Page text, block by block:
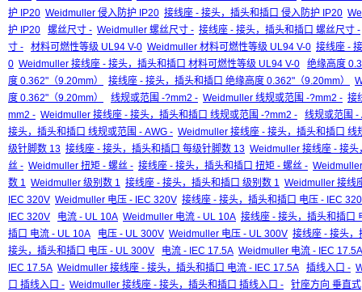
护 IP20 Weidmuller 侵入防护 IP20 接线座 - 接头，插头和插口 侵入防护 IP20
护 IP20
螺丝尺寸 - Weidmuller 螺丝尺寸 - 接线座 - 接头，插头和插口 螺丝尺寸 -
寸 -
材料可燃性等级 UL94 V-0 Weidmuller 材料可燃性等级 UL94 V-0 接线座 -
0 Weidmuller 接线座 - 接头，插头和插口 材料可燃性等级 UL94 V-0
绝缘高度
度 0.362"（9.20mm）
接线座 - 接头，插头和插口 绝缘高度 0.362"（9.20mm）
度 0.362"（9.20mm）
线规或范围 -?mm2 - Weidmuller 线规或范围 -?mm2 - 接
mm2 - Weidmuller 接线座 - 接头，插头和插口 线规或范围 -?mm2 -
线规或范围 -
接头，插头和插口 线规或范围 - AWG - Weidmuller 接线座 - 接头，插头和插口 线
级针脚数 13 接线座 - 接头，插头和插口 每级针脚数 13 Weidmuller 接线座 - 接
丝 - Weidmuller 扭矩 - 螺丝 - 接线座 - 接头，插头和插口 扭矩 - 螺丝 -
数 1 Weidmuller 级别数 1 接线座 - 接头，插头和插口 级别数 1 Weidmuller 接线
IEC 320V Weidmuller 电压 - IEC 320V 接线座 - 接头，插头和插口 电压 - IEC
IEC 320V
电流 - UL 10A Weidmuller 电流 - UL 10A 接线座 - 接头，插头和插口
插口 电流 - UL 10A
电压 - UL 300V Weidmuller 电压 - UL 300V 接线座 - 接头
接头，插头和插口 电压 - UL 300V
电流 - IEC 17.5A Weidmuller 电流 - IEC 17.5A
IEC 17.5A Weidmuller 接线座 - 接头，插头和插口 电流 - IEC 17.5A 插线入口 -
口 插线入口 - Weidmuller 接线座 - 接头，插头和插口 插线入口 -
针座方向 垂直式